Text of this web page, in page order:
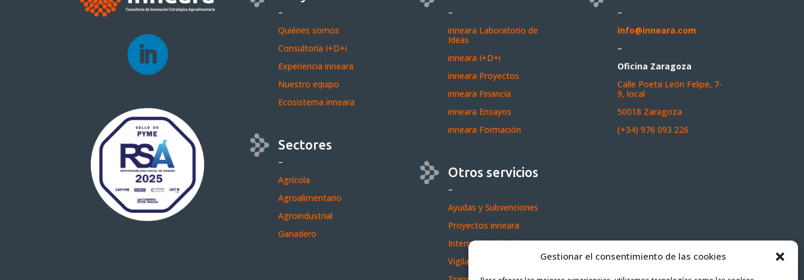
Gestionar el consentimiento de las cookies
–
Quiénes somos
Consultoría I+D+i
Experiencia inneara
Nuestro equipo
Ecosistema inneara
Sectores
–
Agrícola
Agroalimentario
Agroindustrial
Ganadero
–
inneara Laboratorio de
Ideas
inneara I+D+i
inneara Proyectos
inneara Financia
inneara Ensayos
inneara Formación
Otros servicios
–
Ayudas y Subvenciones
Proyectos inneara
Internacionalización
Vigilancia Tecnológica
–
info@inneara.com
–
Oficina Zaragoza
Calle Poeta León Felipe, 7-
9, local
50018 Zaragoza
(+34) 976 093 226